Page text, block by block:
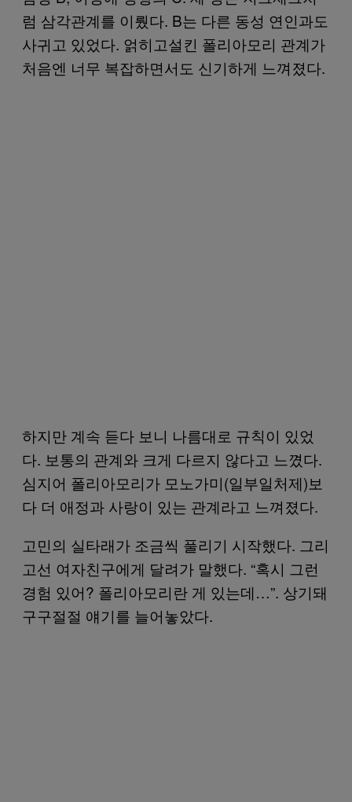
럼 삼각관계를 이뤘다. B는 다른 동성 연인과도
사귀고 있었다. 얽히고설킨 폴리아모리 관계가
처음엔 너무 복잡하면서도 신기하게 느껴졌다.
하지만 계속 듣다 보니 나름대로 규칙이 있었
다. 보통의 관계와 크게 다르지 않다고 느꼈다.
심지어 폴리아모리가 모노가미(일부일처제)보
다 더 애정과 사랑이 있는 관계라고 느껴졌다.
고민의 실타래가 조금씩 풀리기 시작했다. 그리
고선 여자친구에게 달려가 말했다. “혹시 그런
경험 있어? 폴리아모리란 게 있는데…”. 상기돼
구구절절 얘기를 늘어놓았다.